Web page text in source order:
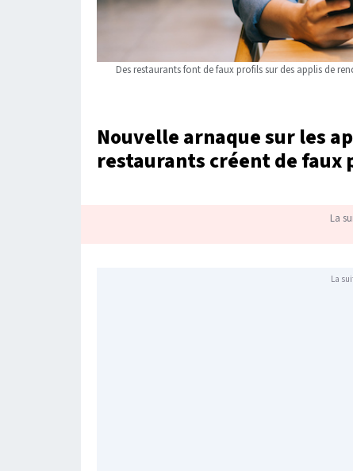
Des restaurants font de faux profils sur des applis de
Nouvelle arnaque sur les
restaurants créent de
La
La